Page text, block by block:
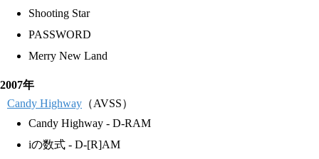
Shooting Star
PASSWORD
Merry New Land
2007年
Candy Highway （AVSS）
Candy Highway - D-RAM
iの数式 - D-[R]AM